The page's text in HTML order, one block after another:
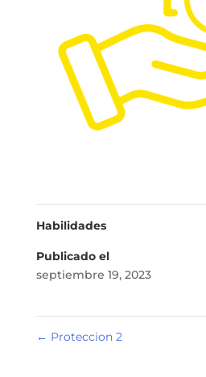
Habilidades
Publicado el
septiembre 19, 2023
← Proteccion 2